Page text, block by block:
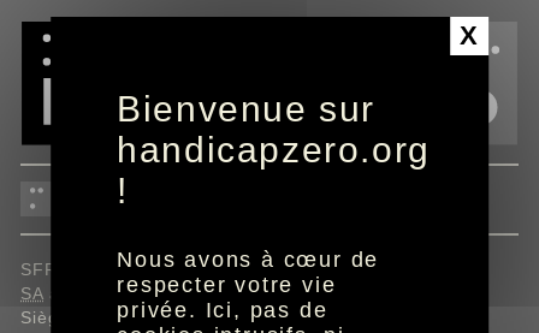
mentions légales
SFR.
SA au capital de 3 423 265 720 €.
Siège social : 16 rue du Général Alain de Boissieu,
X
Bienvenue sur
handicapzero.org
!
Nous avons à cœur de
respecter votre vie
privée. Ici, pas de